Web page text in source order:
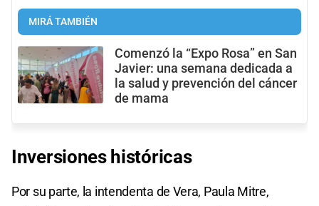
MIRÁ TAMBIÉN
Comenzó la “Expo Rosa” en San
Javier: una semana dedicada a
la salud y prevención del cáncer
de mama
Inversiones históricas
Por su parte, la intendenta de Vera, Paula Mitre,